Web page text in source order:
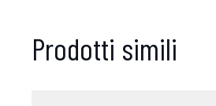
Prodotti simili